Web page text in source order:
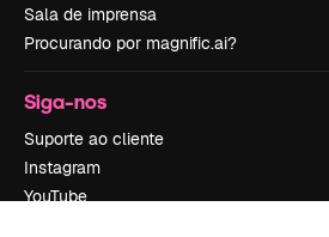
Sala de imprensa
Procurando por magnific.ai?
Siga-nos
Suporte ao cliente
Instagram
YouTube